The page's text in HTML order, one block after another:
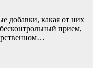
добавки, какая от них
прием,